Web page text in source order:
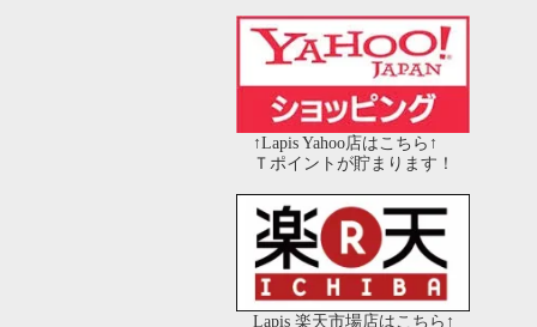
↑Lapis Yahoo店はこちら↑
Ｔポイントが貯まります！
Lapis 楽天市場店はこちら↑